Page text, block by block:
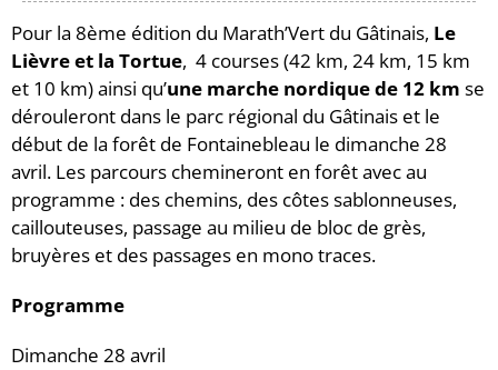
Pour la 8ème édition du Marath’Vert du Gâtinais, Le
Lièvre et la Tortue, 4 courses (42 km, 24 km, 15 km
et 10 km) ainsi qu’une marche nordique de 12 km se
dérouleront dans le parc régional du Gâtinais et le
début de la forêt de Fontainebleau le dimanche 28
avril. Les parcours chemineront en forêt avec au
programme : des chemins, des côtes sablonneuses,
caillouteuses, passage au milieu de bloc de grès,
bruyères et des passages en mono traces.
Programme
Dimanche 28 avril